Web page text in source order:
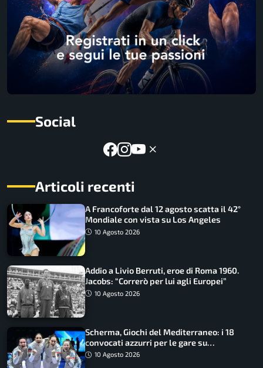
Social
Articoli recenti
A Francoforte dal 12 agosto scatta il 42°
Mondiale con vista su Los Angeles
10 Agosto 2026
Addio a Livio Berruti, eroe di Roma 1960.
Jacobs: “Correrò per lui agli Europei”
10 Agosto 2026
Scherma, Giochi del Mediterraneo: i 18
convocati azzurri per le gare su
SportFaceTV
10 Agosto 2026